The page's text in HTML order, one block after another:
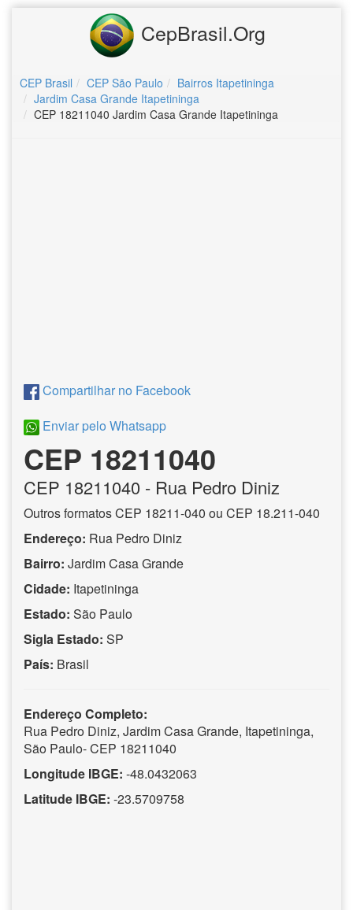
CepBrasil.Org
CEP Brasil CEP São Paulo
Bairros Itapetininga
Jardim Casa Grande Itapetininga
CEP 18211040 Jardim Casa Grande Itapetininga
Compartilhar no Facebook
Enviar pelo Whatsapp
CEP 18211040
CEP 18211040 - Rua Pedro Diniz
Outros formatos CEP 18211-040 ou CEP 18.211-040
Endereço: Rua Pedro Diniz
Bairro: Jardim Casa Grande
Cidade: Itapetininga
Estado: São Paulo
Sigla Estado: SP
País: Brasil
Endereço Completo:
Rua Pedro Diniz, Jardim Casa Grande, Itapetininga,
São Paulo- CEP 18211040
Longitude IBGE: -48.0432063
Latitude IBGE: -23.5709758